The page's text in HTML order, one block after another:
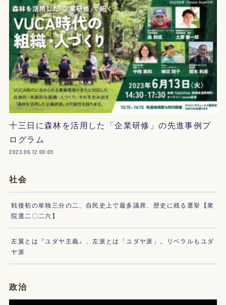
十三日に森林を活用した「企業研修」の先進事例プ
ログラム
2023.06.12 00:05
社会
戦後初の単独三分の二、自民史上で最多議席、歴史に残る選挙【衆
院選二〇二六】
左翼とは『ユダヤ主義』、左派とは「ユダヤ派」。リベラルもユダ
ヤ派
政治